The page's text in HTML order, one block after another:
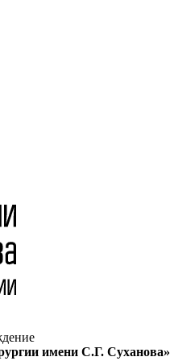
имени С.Г. Суханова»